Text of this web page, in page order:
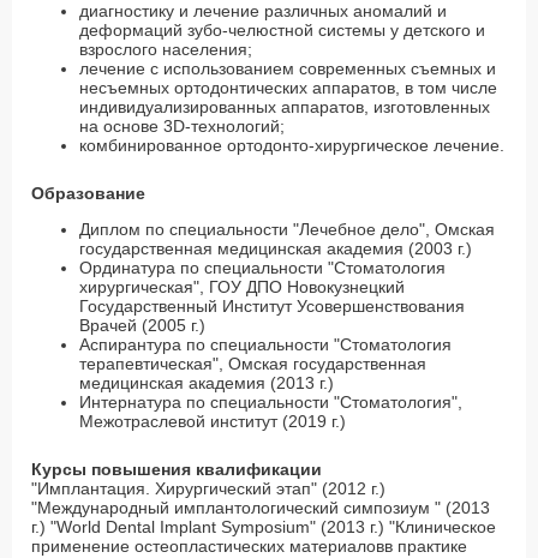
диагностику и лечение различных аномалий и
деформаций зубо-челюстной системы у детского и
взрослого населения;
лечение с использованием современных съемных и
несъемных ортодонтических аппаратов, в том числе
индивидуализированных аппаратов, изготовленных
на основе 3D-технологий;
комбинированное ортодонто-хирургическое лечение.
Образование
Диплом по специальности "Лечебное дело", Омская
государственная медицинская академия (2003 г.)
Ординатура по специальности "Стоматология
хирургическая", ГОУ ДПО Новокузнецкий
Государственный Институт Усовершенствования
Врачей (2005 г.)
Аспирантура по специальности "Стоматология
терапевтическая", Омская государственная
медицинская академия (2013 г.)
Интернатура по специальности "Стоматология",
Межотраслевой институт (2019 г.)
Курсы повышения квалификации
"Имплантация. Хирургический этап" (2012 г.)
"Международный имплантологический симпозиум " (2013
г.) "World Dental Implant Symposium" (2013 г.) "Клиническое
применение остеопластических материаловв практике